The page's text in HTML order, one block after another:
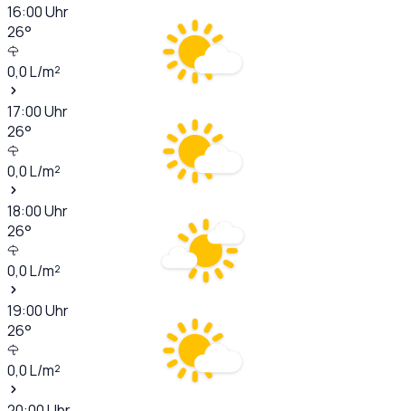
16:00Uhr
26°
0,0L/m²
17:00Uhr
26°
0,0L/m²
18:00Uhr
26°
0,0L/m²
19:00Uhr
26°
0,0L/m²